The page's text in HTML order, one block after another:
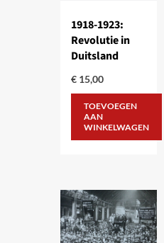
1918-1923:
Revolutie in
Duitsland
€ 15,00
TOEVOEGEN
AAN
WINKELWAGEN